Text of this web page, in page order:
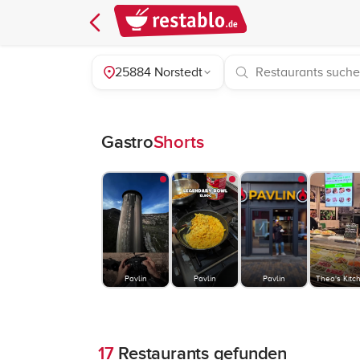
25884 Norstedt
GastroShorts
Pavlin Pavlin Pavlin Theo's
17Restaurants gefunden